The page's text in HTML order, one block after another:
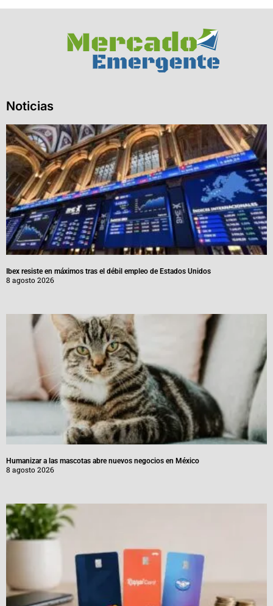
Noticias
Ibex resiste en máximos tras el débil empleo de Estados Unidos
8 agosto 2026
Humanizar a las mascotas abre nuevos negocios en México
8 agosto 2026